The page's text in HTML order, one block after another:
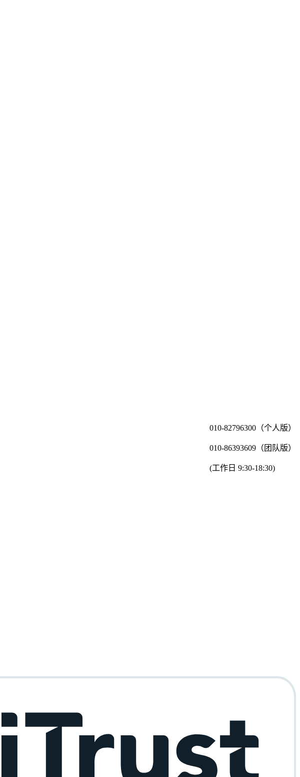
010-82796300（个人版）
010-86393609（团队版）
(工作日 9:30-18:30)